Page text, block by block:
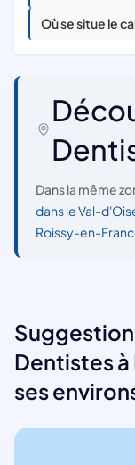
Où se situe le
Dans la même
dans le Val-
Roissy-en-
Dentistes
ses